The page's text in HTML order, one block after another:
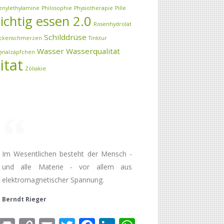
Philosophie Physiotherapie Pille
essen 2.0 Rosenhydrolat
Schilddrüse Tinktur
Wasser Wasserqualität
Zöliakie
Im Wesentlichen besteht der Mensch -
und alle Materie - vor allem aus
elektromagnetischer Spannung.
Berndt Rieger